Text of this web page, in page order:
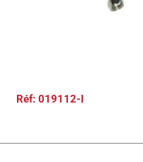
Réf: 019112-I